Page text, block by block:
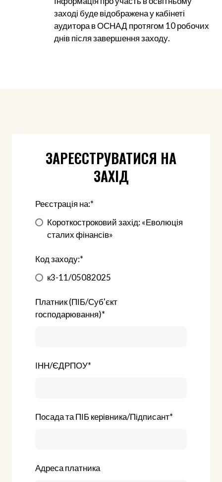
заході буде відображена у кабінеті
аудитора в ОСНАД протягом 10 робочих
днів після завершення заходу.
ЗАРЕЄСТРУВАТИСЯ НА
ЗАХІД
Реєстрація на:*
Короткостроковий захід: «Еволюція
сталих фінансів»
Код заходу:*
к3-11/05082025
Платник (ПІБ/Суб'єкт
господарювання)*
ІНН/ЄДРПОУ*
Посада та ПІБ керівника/Підписант*
Адреса платника